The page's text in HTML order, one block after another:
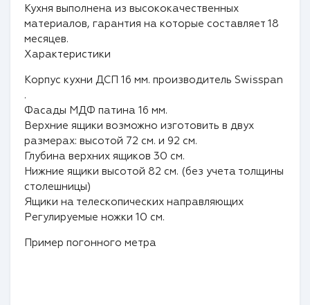
Кухня выполнена из высококачественных
материалов, гарантия на которые составляет 18
месяцев.
Характеристики
Корпус кухни ДСП 16 мм. производитель Swisspan
.
Фасады МДФ патина 16 мм.
Верхние ящики возможно изготовить в двух
размерах: высотой 72 см. и 92 см.
Глубина верхних ящиков 30 см.
Нижние ящики высотой 82 см. (без учета толщины
столешницы)
Ящики на телескопических направляющих
Регулируемые ножки 10 см.
Пример погонного метра